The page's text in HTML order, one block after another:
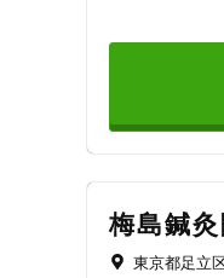
梅島鍼
東京都足立